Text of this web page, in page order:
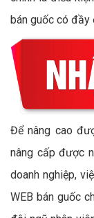
bán guốc có đầy
Để nâng cao
nâng cấp được
doanh nghiệp,
WEB bán guốc